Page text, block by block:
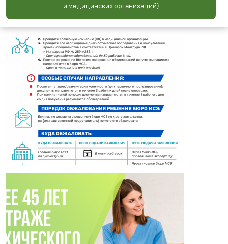
и медицинских организаций)